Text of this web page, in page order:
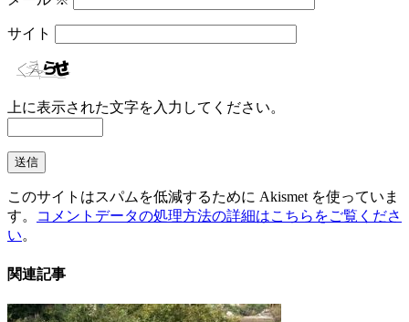
サイト
上に表示された文字を入力してください。
このサイトはスパムを低減するために Akismet を使っていま
す。
コメントデータの処理方法の詳細はこちらをご覧くださ
い。
関連記事